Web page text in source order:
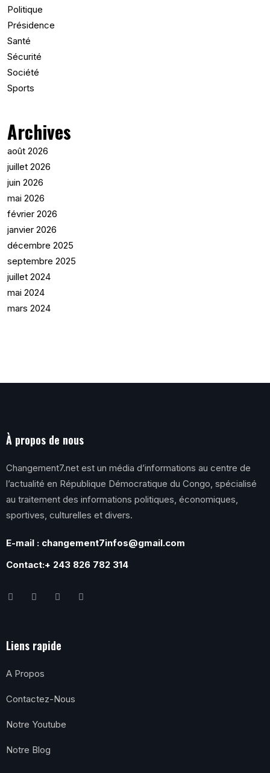
Politique
Présidence
Santé
Sécurité
Société
Sports
Archives
août 2026
juillet 2026
juin 2026
mai 2026
février 2026
janvier 2026
décembre 2025
septembre 2025
juillet 2024
mai 2024
mars 2024
À propos de nous
Changement7.net est un média d’informations au centre de
l’actualité en République Démocratique du Congo, spécialisé
au traitement des informations politiques, économiques,
sportives, culturelles et divers.
E-mail : changement7infos@gmail.com
Contact:+ 243 826 782 314
Liens rapide
A Propos
Contactez-Nous
Notre Youtube
Notre Blog